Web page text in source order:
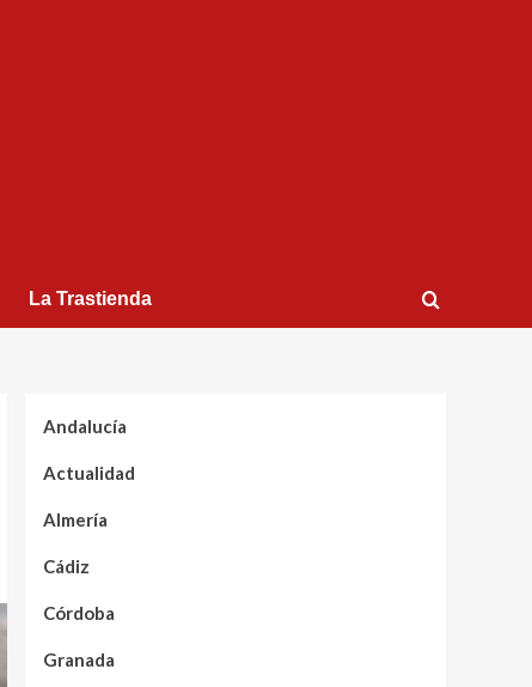
La Trastienda
Andalucía
Actualidad
Almería
Cádiz
Córdoba
Granada